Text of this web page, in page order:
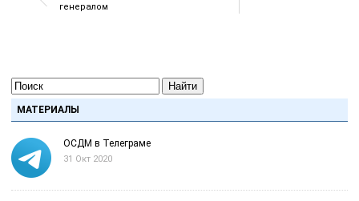
генералом
Найти
МАТЕРИАЛЫ
ОСДМ в Телеграме
31 Окт 2020